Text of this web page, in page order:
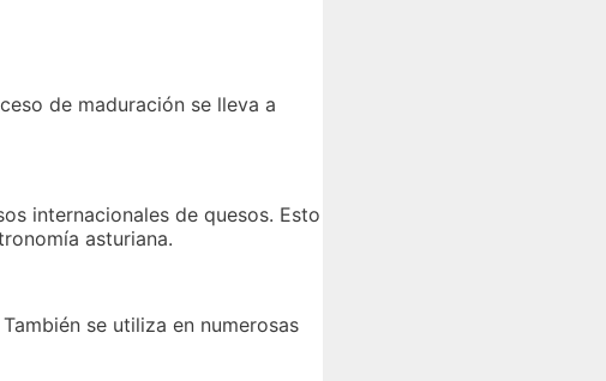
de maduración se lleva a
internacionales de quesos. Esto
asturiana.
se utiliza en numerosas